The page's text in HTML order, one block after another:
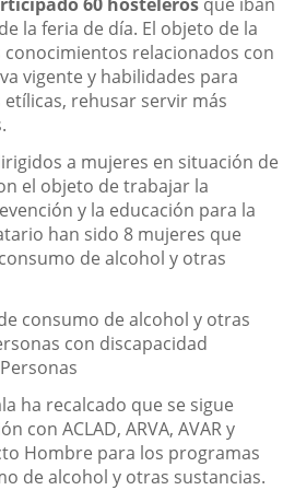
la feria de día. El objeto de la
relacionados con
vigente y habilidades para
rehusar servir más
a mujeres en situación de
el objeto de trabajar la
y la educación para la
han sido 8 mujeres que
de alcohol y otras
consumo de alcohol y otras
con discapacidad
ha recalcado que se sigue
con ACLAD, ARVA, AVAR y
Hombre para los programas
de alcohol y otras sustancias.